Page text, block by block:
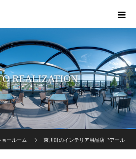
REALIZATION
ョールーム 東川町のインテリア用品店〝アール